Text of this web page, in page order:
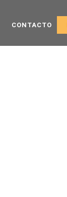
CONTACTO